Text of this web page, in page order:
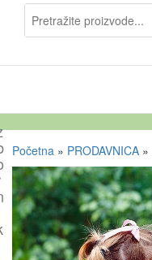
Početna » PRODAVNICA »